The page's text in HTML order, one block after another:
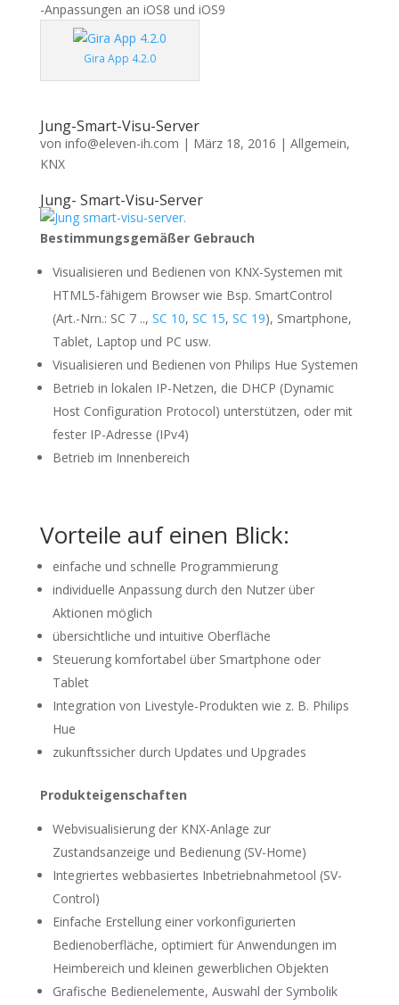
-Anpassungen an iOS8 und iOS9
Gira App 4.2.0
Jung-Smart-Visu-Server
von info@eleven-ih.com | März 18, 2016 | Allgemein,
KNX
Jung- Smart-Visu-Server
Bestimmungsgemäßer Gebrauch
Visualisieren und Bedienen von KNX-Systemen mit
HTML5-fähigem Browser wie Bsp. SmartControl
(Art.-Nrn.: SC 7 .., SC 10, SC 15, SC 19), Smartphone,
Tablet, Laptop und PC usw.
Visualisieren und Bedienen von Philips Hue Systemen
Betrieb in lokalen IP-Netzen, die DHCP (Dynamic
Host Configuration Protocol) unterstützen, oder mit
fester IP-Adresse (IPv4)
Betrieb im Innenbereich
Vorteile auf einen Blick:
einfache und schnelle Programmierung
individuelle Anpassung durch den Nutzer über
Aktionen möglich
übersichtliche und intuitive Oberfläche
Steuerung komfortabel über Smartphone oder
Tablet
Integration von Livestyle-Produkten wie z. B. Philips
Hue
zukunftssicher durch Updates und Upgrades
Produkteigenschaften
Webvisualisierung der KNX-Anlage zur
Zustandsanzeige und Bedienung (SV-Home)
Integriertes webbasiertes Inbetriebnahmetool (SV-
Control)
Einfache Erstellung einer vorkonfigurierten
Bedienoberfläche, optimiert für Anwendungen im
Heimbereich und kleinen gewerblichen Objekten
Grafische Bedienelemente, Auswahl der Symbolik